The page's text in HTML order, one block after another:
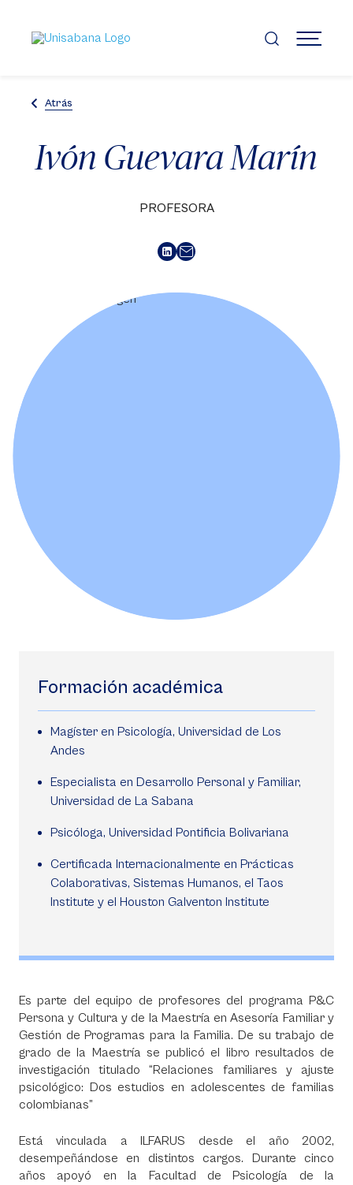
contenido
principal
MENÚ
Atrás
Ivón Guevara Marín
PROFESORA
Formación académica
Magíster en Psicología, Universidad de Los
Andes
Especialista en Desarrollo Personal y Familiar,
Universidad de La Sabana
Psicóloga, Universidad Pontificia Bolivariana
Certificada Internacionalmente en Prácticas
Colaborativas, Sistemas Humanos, el Taos
Institute y el Houston Galventon Institute
Es parte del equipo de profesores del programa P&C
Persona y Cultura y de la Maestría en Asesoría Familiar y
Gestión de Programas para la Familia. De su trabajo de
grado de la Maestría se publicó el libro resultados de
investigación titulado “Relaciones familiares y ajuste
psicológico: Dos estudios en adolescentes de familias
colombianas”
Está vinculada a ILFARUS desde el año 2002,
desempeñándose en distintos cargos. Durante cinco
años apoyó en la Facultad de Psicología de la